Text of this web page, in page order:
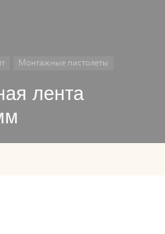
Монтажные пистолеты
лента